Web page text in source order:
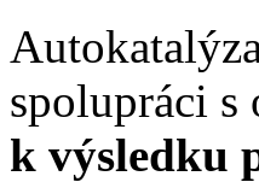
spolupráci s
k výsledku